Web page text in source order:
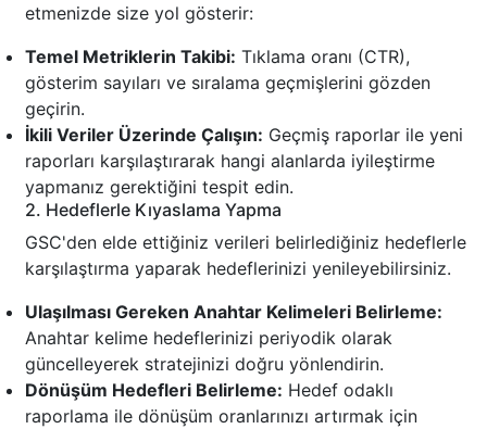
etmenizde size yol gösterir:
Temel Metriklerin Takibi: Tıklama oranı (CTR),
gösterim sayıları ve sıralama geçmişlerini gözden
geçirin.
İkili Veriler Üzerinde Çalışın: Geçmiş raporlar ile yeni
raporları karşılaştırarak hangi alanlarda iyileştirme
yapmanız gerektiğini tespit edin.
2. Hedeflerle Kıyaslama Yapma
GSC'den elde ettiğiniz verileri belirlediğiniz hedeflerle
karşılaştırma yaparak hedeflerinizi yenileyebilirsiniz.
Ulaşılması Gereken Anahtar Kelimeleri Belirleme:
Anahtar kelime hedeflerinizi periyodik olarak
güncelleyerek stratejinizi doğru yönlendirin.
Dönüşüm Hedefleri Belirleme: Hedef odaklı
raporlama ile dönüşüm oranlarınızı artırmak için